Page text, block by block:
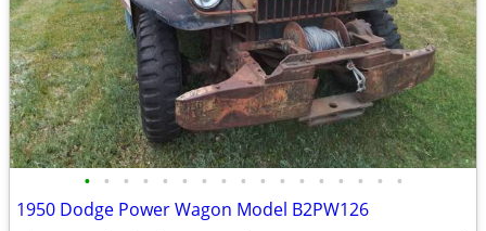
• • • • • • • • • • • • • • • • •
1950 Dodge Power Wagon Model B2PW126